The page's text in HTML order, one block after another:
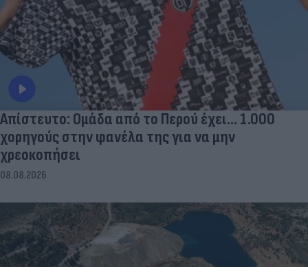
Απίστευτο: Ομάδα από το Περού έχει... 1.000
χορηγούς στην φανέλα της για να μην
χρεοκοπήσει
08.08.2026